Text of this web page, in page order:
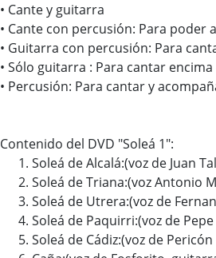
• Cante y guitarra
• Cante con percusión: Para poder
• Guitarra con percusión: Para
• Sólo guitarra : Para cantar
• Percusión: Para cantar y
Contenido del DVD "Soleá 1":
Soleá de Alcalá:(voz de Juan
Soleá de Triana:(voz Antonio
Soleá de Utrera:(voz de
Soleá de Paquirri:(voz de
Soleá de Cádiz:(voz de